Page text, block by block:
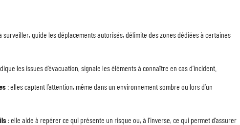
surveiller, guide les déplacements autorisés, délimite des zones dédiées à certaines
les issues d’évacuation, signale les éléments à connaître en cas d’incident.
: elles captent l’attention, même dans un environnement sombre ou lors d’un
: elle aide à repérer ce qui présente un risque ou, à l’inverse, ce qui permet d’assurer